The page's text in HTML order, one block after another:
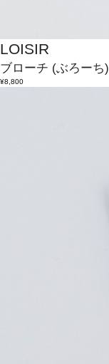
LOISIR
ブローチ (ぶろーち)
¥8,800